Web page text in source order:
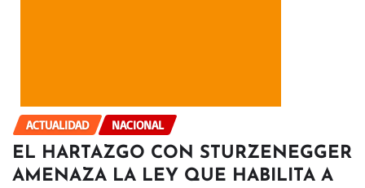
ACTUALIDAD NACIONAL
EL HARTAZGO CON STURZENEGGER
AMENAZA LA LEY QUE HABILITA A